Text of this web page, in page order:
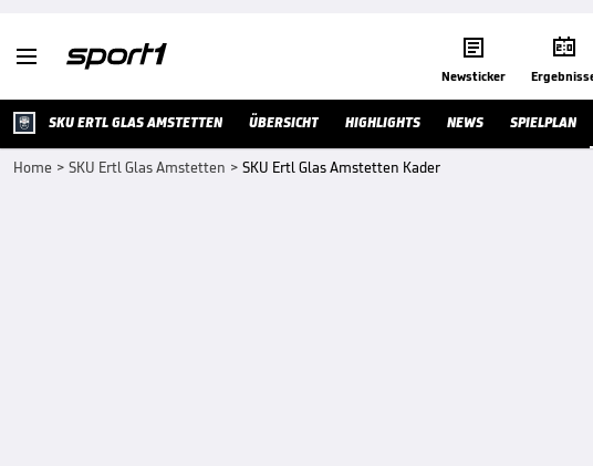
 
Newsticker

SKU ERTL GLAS AMSTETTEN ÜBERSICHT HIGHLIGHTS NEWS SPIELPLAN
Home > SKU Ertl Glas Amstetten > SKU Ertl Glas Amstetten Kader